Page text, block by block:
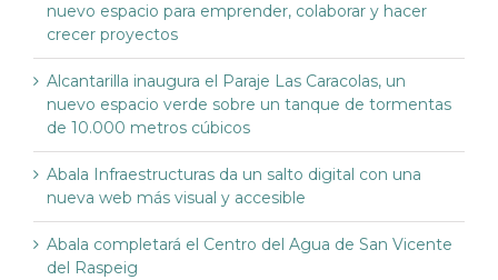
nuevo espacio para emprender, colaborar y hacer
crecer proyectos
Alcantarilla inaugura el Paraje Las Caracolas, un
nuevo espacio verde sobre un tanque de tormentas
de 10.000 metros cúbicos
Abala Infraestructuras da un salto digital con una
nueva web más visual y accesible
Abala completará el Centro del Agua de San Vicente
del Raspeig